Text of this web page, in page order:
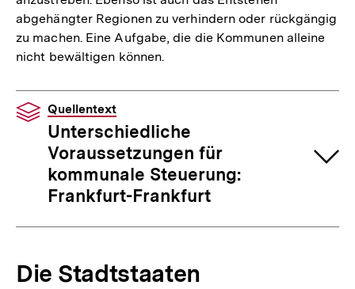
abgehängter Regionen zu verhindern oder rückgängig
zu machen. Eine Aufgabe, die die Kommunen alleine
nicht bewältigen können.
Quellentext
Unterschiedliche
Voraussetzungen für
kommunale Steuerung:
Frankfurt-Frankfurt
Die Stadtstaaten